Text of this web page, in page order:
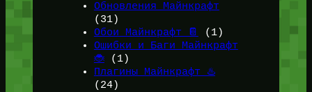
Обновления Майнкрафт
(31)
Обои Майнкрафт 📔
(1)
Ошибки и Баги Майнкрафт
🐞(1)
Плагины Майнкрафт ♨️
(24)